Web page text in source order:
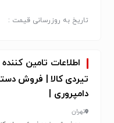
تاریخ به روزرسانی قیمت :
اطلاعات تامین کننده
تیردی کالا | فروش
دامپروری |
تهران